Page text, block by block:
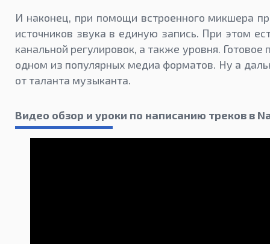
И наконец, при помощи встроенного микшера
источников звука в единую запись. При этом
канальной регулировок, а также уровня. Готовое
одном из популярных медиа форматов. Ну а
от таланта музыканта.
Видео обзор и уроки по написанию треков в